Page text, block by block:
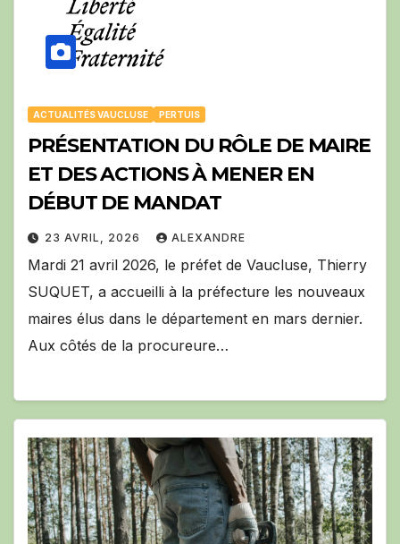
ACTUALITÉS VAUCLUSE PERTUIS
PRÉSENTATION DU RÔLE DE MAIRE
ET DES ACTIONS À MENER EN
DÉBUT DE MANDAT
23 AVRIL, 2026 ALEXANDRE
Mardi 21 avril 2026, le préfet de Vaucluse, Thierry
SUQUET, a accueilli à la préfecture les nouveaux
maires élus dans le département en mars dernier.
Aux côtés de la procureure…